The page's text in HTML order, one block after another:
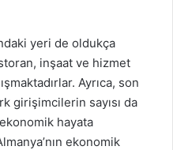
yeri de oldukça
inşaat ve hizmet
Ayrıca, son
girişimcilerin sayısı da
hayata
ekonomik